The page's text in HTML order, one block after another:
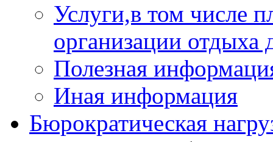
Услуги,в том числе
организации отдыха
Полезная
Иная информация
Бюрократическая